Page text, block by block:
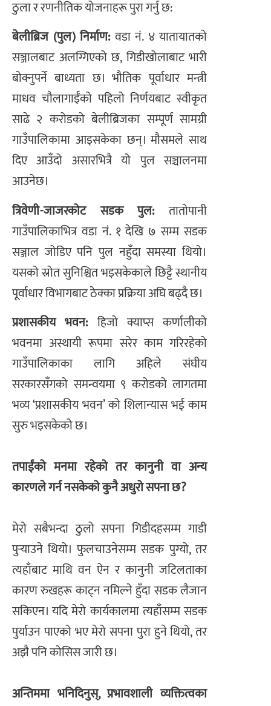
ठुला र रणनीतिक योजनाहरू पुरा गर्नु छ:
बेलीब्रिज (पुल) निर्माण:वडा नं. ४ यातायातको
सञ्जालबाट अलग्गिएको छ, गिडीखोलाबाट भारी
बोक्नुपर्ने बाध्यता छ। भौतिक पूर्वाधार मन्त्री
माधव चौलागाईँको पहिलो निर्णयबाट स्वीकृत
साढे २ करोडको बेलीब्रिजका सम्पूर्ण सामग्री
गाउँपालिकामा आइसकेका छन्। मौसमले साथ
दिए आउँदो असारभित्रै यो पुल सञ्चालनमा
आउनेछ।
त्रिवेणी-जाजरकोट सडक पुल:तातोपानी
गाउँपालिकाभित्र वडा नं. १ देखि ७ सम्म सडक
सञ्जाल जोडिए पनि पुल नहुँदा समस्या थियो।
यसको स्रोत सुनिश्चित भइसकेकाले छिट्टै स्थानीय
पूर्वाधार विभागबाट ठेक्का प्रक्रिया अघि बढ्दै छ।
प्रशासकीय भवन:हिजो क्याप्स कर्णालीको
भवनमा अस्थायी रूपमा सरेर काम गरिरहेको
गाउँपालिकाका लागि अहिले संघीय
सरकारसँगको समन्वयमा ९ करोडको लागतमा
भव्य ‘प्रशासकीय भवन’ को शिलान्यास भई काम
सुरु भइसकेको छ।
तपाईंको मनमा रहेको तर कानुनी वा अन्य
कारणले गर्न नसकेको कुनै अधुरो सपना छ?
मेरो सबैभन्दा ठुलो सपना गिडीदहसम्म गाडी
पुर्‍याउने थियो। फुलचाउनेसम्म सडक पुग्यो, तर
त्यहाँबाट माथि वन ऐन र कानुनी जटिलताका
कारण रुखहरू काट्न नमिल्ने हुँदा सडक लैजान
सकिएन। यदि मेरो कार्यकालमा त्यहाँसम्म सडक
पुर्याउन पाएको भए मेरो सपना पुरा हुने थियो, तर
अझै पनि कोसिस जारी छ।
अन्तिममा भनिदिनुस्, प्रभावशाली व्यक्तित्वका